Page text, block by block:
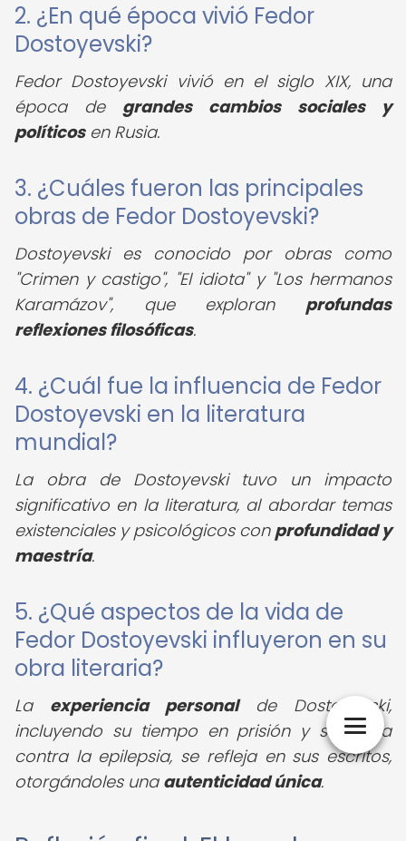
2. ¿En qué época vivió Fedor
Dostoyevski?
Fedor Dostoyevski vivió en el siglo XIX, una
época de grandes cambios sociales y
políticosen Rusia.
3. ¿Cuáles fueron las principales
obras de Fedor Dostoyevski?
Dostoyevski es conocido por obras como
"Crimen y castigo", "El idiota" y "Los hermanos
Karamázov", que exploran profundas
reflexiones filosóficas.
4. ¿Cuál fue la influencia de Fedor
Dostoyevski en la literatura
mundial?
La obra de Dostoyevski tuvo un impacto
significativo en la literatura, al abordar temas
existenciales y psicológicos con profundidad y
maestría.
5. ¿Qué aspectos de la vida de
Fedor Dostoyevski influyeron en su
obra literaria?
La experiencia personalde Dostoyevski,
incluyendo su tiempo en prisión y su lucha
contra la epilepsia, se refleja en sus escritos,
otorgándoles una autenticidad única.